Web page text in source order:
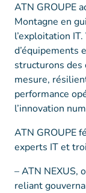
ATN GROUPE
Montagne en
l’exploitation
d’équipements
structurons
mesure,
performance
l’innovation
ATN GROUPE
experts IT et
– ATN NEXUS,
reliant